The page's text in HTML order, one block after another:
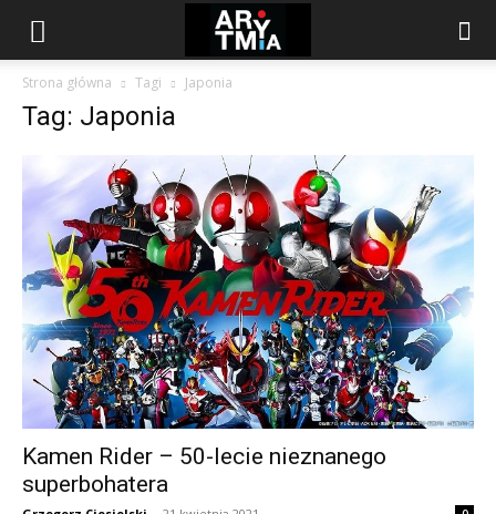
arytmia.eu
Strona główna Tagi Japonia
Tag: Japonia
Kamen Rider – 50-lecie nieznanego
superbohatera